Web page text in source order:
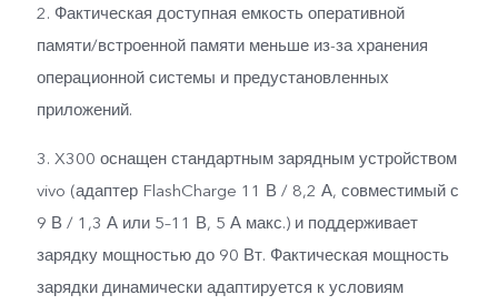
2. Фактическая доступная емкость оперативной
памяти/встроенной памяти меньше из-за хранения
операционной системы и предустановленных
приложений.
3. X300 оснащен стандартным зарядным устройством
vivo (адаптер FlashCharge 11 В / 8,2 А, совместимый с
9 В / 1,3 А или 5–11 В, 5 А макс.) и поддерживает
зарядку мощностью до 90 Вт. Фактическая мощность
зарядки динамически адаптируется к условиям